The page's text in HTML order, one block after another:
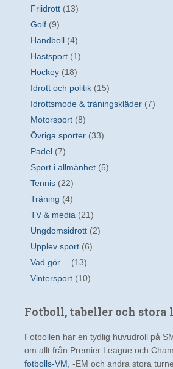
Friidrott (13)
Golf (9)
Handboll (4)
Hästsport (1)
Hockey (18)
Idrott och politik (15)
Idrottsmode & träningskläder (7)
Motorsport (8)
Övriga sporter (33)
Padel (7)
Sport i allmänhet (5)
Tennis (22)
Träning (4)
TV & media (21)
Ungdomsidrott (2)
Upplev sport (6)
Vad gör…
(13)
Vintersport (10)
Fotboll, tabeller och stora
Fotbollen har en tydlig huvudroll på
om allt från Premier League och
fotbolls-VM , -EM och andra stora